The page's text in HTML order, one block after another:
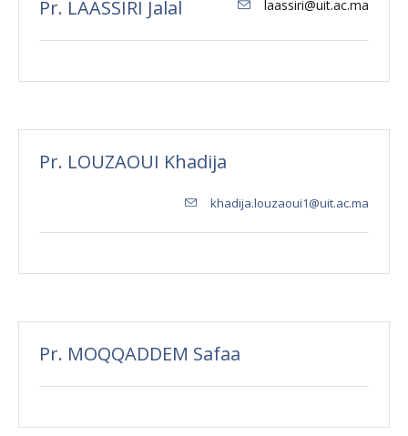
Pr. LAASSIRI Jalal laassiri@uit.ac.ma
Pr. LOUZAOUI Khadija
khadija.louzaoui1@uit.ac.ma
Pr. MOQQADDEM Safaa